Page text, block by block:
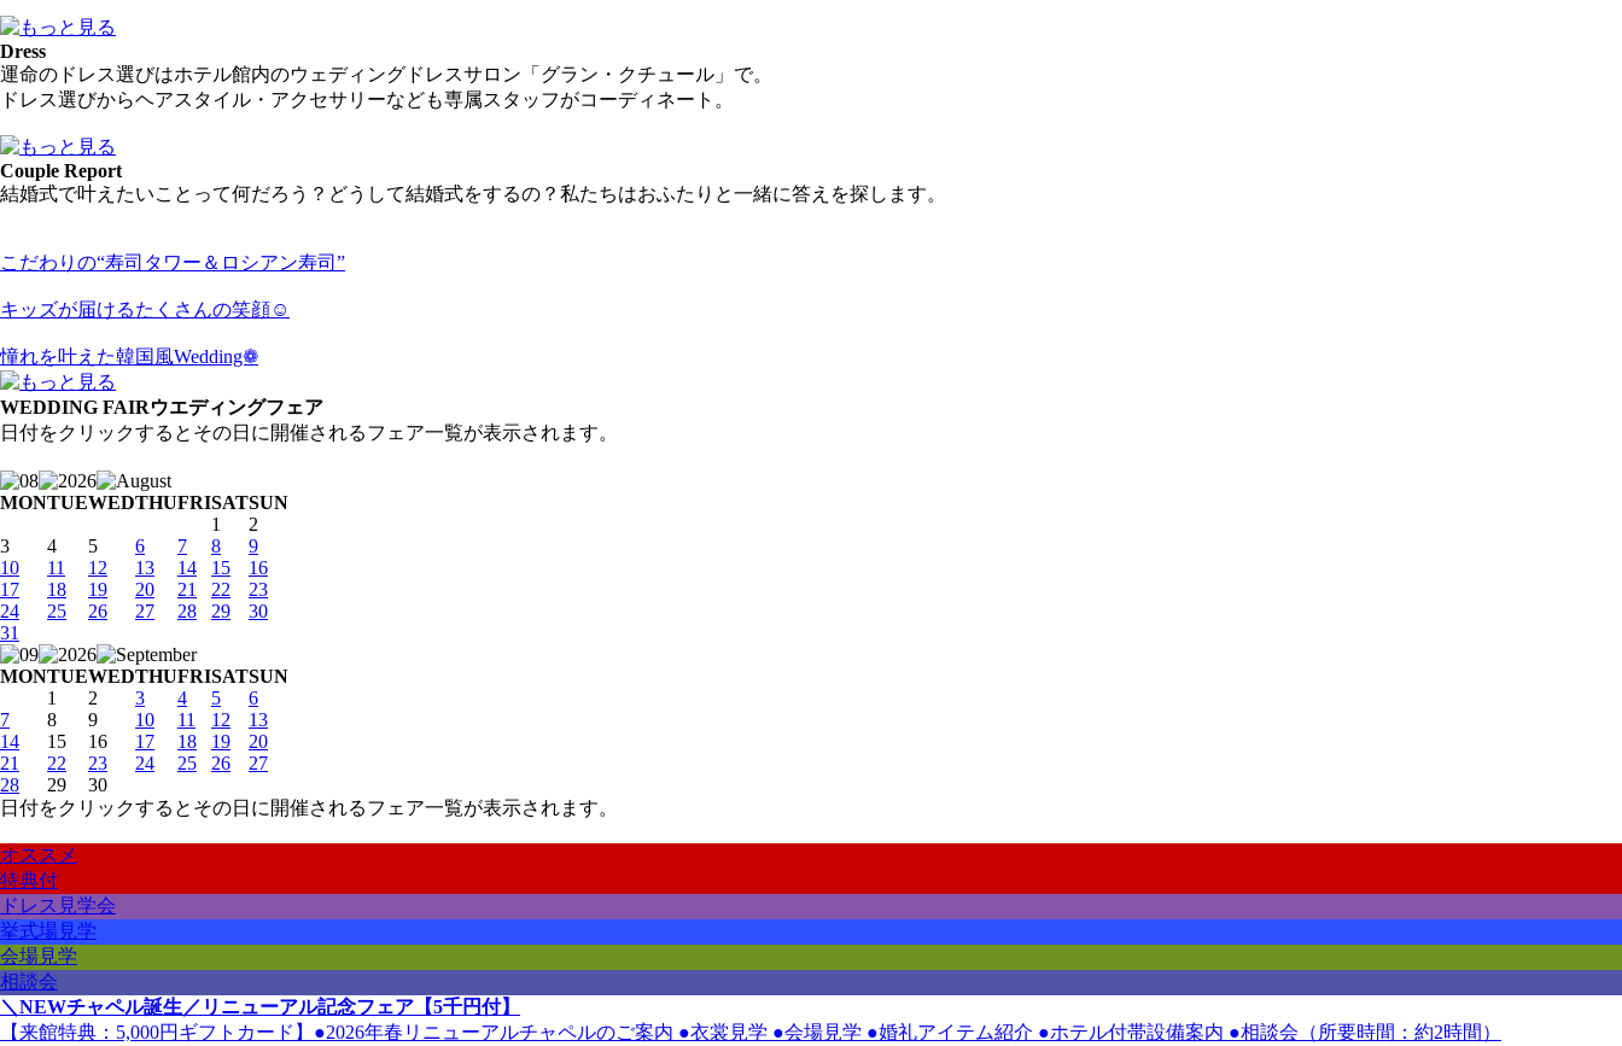
Dress
運命のドレス選びはホテル館内のウェディングドレスサロン「グラン・クチュール」で。
ドレス選びからヘアスタイル・アクセサリーなども専属スタッフがコーディネート。
Couple Report
結婚式で叶えたいことって何だろう？どうして結婚式をするの？私たちはおふたりと一緒に答えを探します。
こだわりの“寿司タワー＆ロシアン寿司”
キッズが届けるたくさんの笑顔☺
憧れを叶えた韓国風Wedding❁
WEDDING FAIRウエディングフェア
日付をクリックするとその日に開催されるフェア一覧が表示されます。
MONTUEWEDTHUFRISATSUN
1
2
3
4 5 6 7 8
9
10
11 12 13 14 15
16
17
18 19 20 21 22
23
24
25 26 27 28 29
30
31
MONTUEWEDTHUFRISATSUN
1
2 3 4 5
6
7
8 9 10 11 12
13
14
15 16 17 18 19
20
21
22 23 24 25 26
27
28
29
30
日付をクリックするとその日に開催されるフェア一覧が表示されます。
オススメ
特典付
ドレス見学会
挙式場見学
会場見学
相談会
＼NEWチャペル誕生／リニューアル記念フェア【5千円付】
【来館特典：5,000円ギフトカード】●2026年春リニューアルチャペルのご案内 ●衣裳見学 ●会場見学 ●婚礼アイテム紹介 ●ホテル付帯設備案内 ●相談会（所要時間：約2時間）